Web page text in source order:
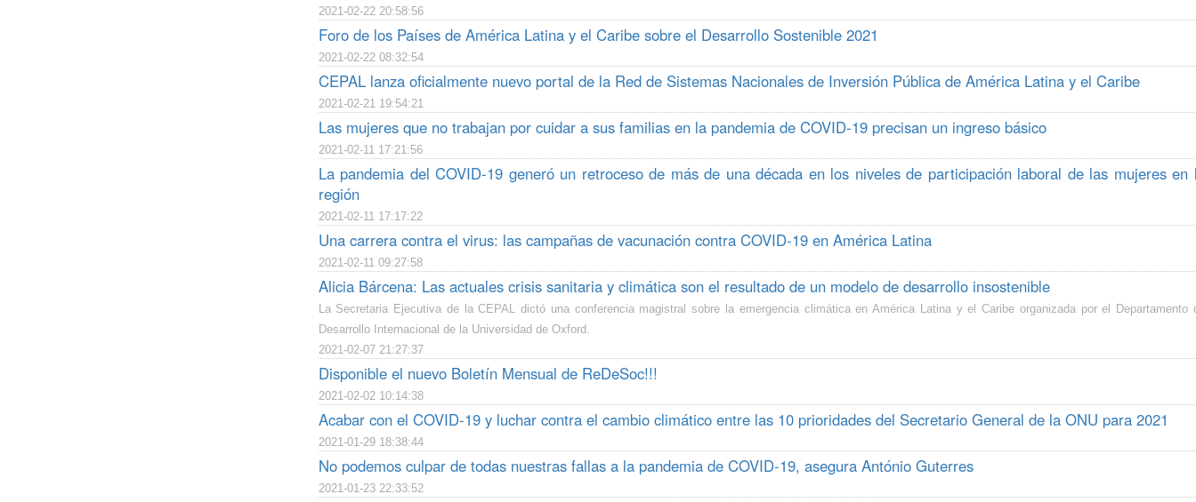
2021-02-22 20:58:56
Foro de los Países de América Latina y el Caribe sobre el Desarrollo Sostenible 2021
2021-02-22 08:32:54
CEPAL lanza oficialmente nuevo portal de la Red de Sistemas Nacionales de Inversión Pública de América Latina y el Caribe
2021-02-21 19:54:21
Las mujeres que no trabajan por cuidar a sus familias en la pandemia de COVID-19 precisan un ingreso básico
2021-02-11 17:21:56
La pandemia del COVID-19 generó un retroceso de más de una década en los niveles de participación laboral de las mujeres en
región
2021-02-11 17:17:22
Una carrera contra el virus: las campañas de vacunación contra COVID-19 en América Latina
2021-02-11 09:27:58
Alicia Bárcena: Las actuales crisis sanitaria y climática son el resultado de un modelo de desarrollo insostenible
La Secretaria Ejecutiva de la CEPAL dictó una conferencia magistral sobre la emergencia climática en América Latina y el Caribe organizada por el Departamento
Desarrollo Internacional de la Universidad de Oxford.
2021-02-07 21:27:37
Disponible el nuevo Boletín Mensual de ReDeSoc!!!
2021-02-02 10:14:38
Acabar con el COVID-19 y luchar contra el cambio climático entre las 10 prioridades del Secretario General de la ONU para 2021
2021-01-29 18:38:44
No podemos culpar de todas nuestras fallas a la pandemia de COVID-19, asegura António Guterres
2021-01-23 22:33:52